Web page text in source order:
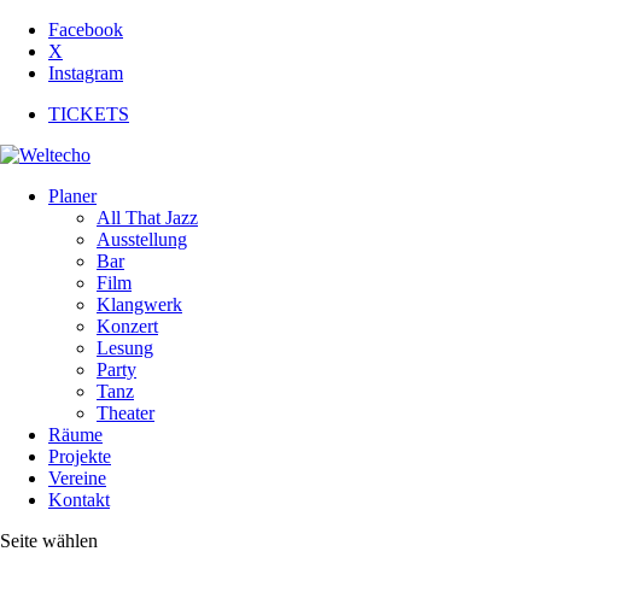
Facebook
X
Instagram
TICKETS
Planer
All That Jazz
Ausstellung
Bar
Film
Klangwerk
Konzert
Lesung
Party
Tanz
Theater
Räume
Projekte
Vereine
Kontakt
Seite wählen